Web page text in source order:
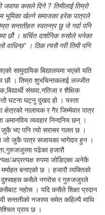
जवाफ कसले दिने ? तिमीलाई तिम्रो
भूमिका खेल्ने समाजका हरेक पात्रले
सन्ततीहरु स्वतन्त्र छु जे गर्दा पनि
छौे । चर्चित दार्शनिक रुसोले भनेका
वाधिन्छ” । ठिक त्यसै गरी तिमी पनि
सामुदायिक बिद्यालयमा भएको यति
छौ । तिम्रा शुभचिन्तकलाई लज्जीत
संख्या,नतिजा र शैक्षिक
घटना घट्नु दुखद हो । यस्ता
नालायक र गैर जिम्मेवार पात्र
अमानविय व्यवहार निन्दनिय छन् ।
जुकै भए पनि त्यो सरासर गलत छ ।
जो जुकै पात्र सजायका भागेदार हुन ।
पढेका हजारौ
अप्रत्यक्ष रुपमा जोडिएका अनेकै
बनाएको छ । हजारौ व्यक्तिको
दुश्साहस कसैले नगरोस र गुरुजजुरले
नहोस । यदि कसैले शिक्षा प्रदान
सन्ततीको नजरमा समेत कहिल्यै माथि
प्राय छ ।